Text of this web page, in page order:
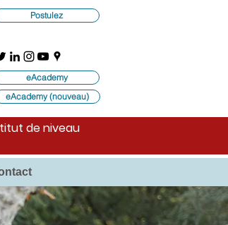
Postulez
eAcademy
eAcademy (nouveau)
de niveau